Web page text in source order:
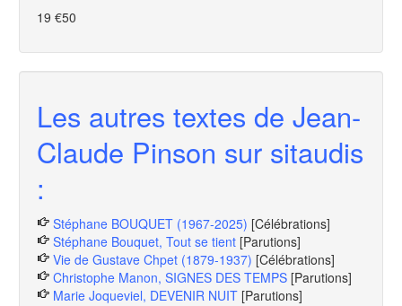
19 €50
Les autres textes de Jean-
Claude Pinson sur sitaudis
:
Stéphane BOUQUET (1967-2025) [Célébrations]
Stéphane Bouquet, Tout se tient [Parutions]
Vie de Gustave Chpet (1879-1937) [Célébrations]
Christophe Manon, SIGNES DES TEMPS [Parutions]
Marie Joqueviel, DEVENIR NUIT [Parutions]